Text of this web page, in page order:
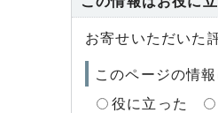
お寄せいただいた
このページの情
役に立った